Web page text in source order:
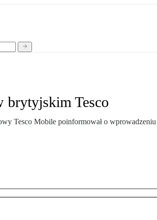
brytyjskim Tesco
Tesco Mobile poinformował o